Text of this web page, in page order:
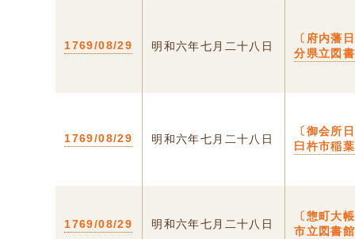
1769/08/29 明和六年七月二十八日
〔府内藩
分県立図
1769/08/29 明和六年七月二十八日
〔御会所
臼杵市稲
1769/08/29 明和六年七月二十八日
〔惣町大
市立図書館